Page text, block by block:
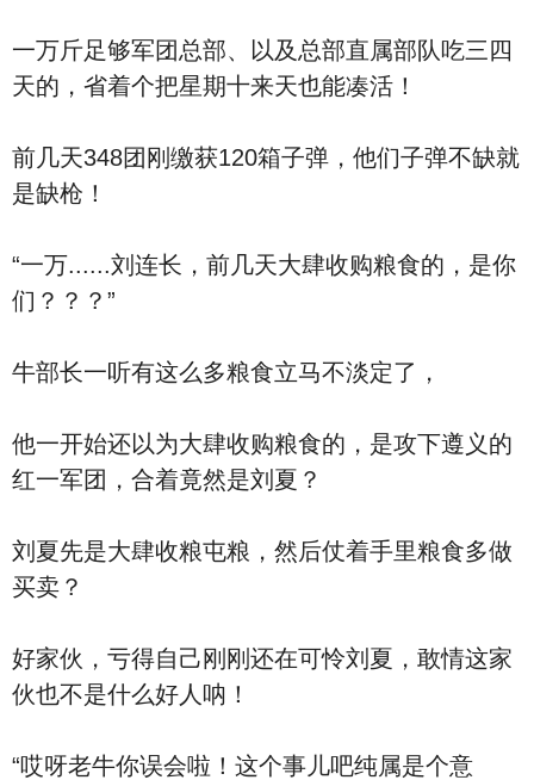
一万斤足够军团总部、以及总部直属部队吃三四
天的，省着个把星期十来天也能凑活！
前几天348团刚缴获120箱子弹，他们子弹不缺就
是缺枪！
“一万......刘连长，前几天大肆收购粮食的，是你
们？？？”
牛部长一听有这么多粮食立马不淡定了，
他一开始还以为大肆收购粮食的，是攻下遵义的
红一军团，合着竟然是刘夏？
刘夏先是大肆收粮屯粮，然后仗着手里粮食多做
买卖？
好家伙，亏得自己刚刚还在可怜刘夏，敢情这家
伙也不是什么好人呐！
“哎呀老牛你误会啦！这个事儿吧纯属是个意